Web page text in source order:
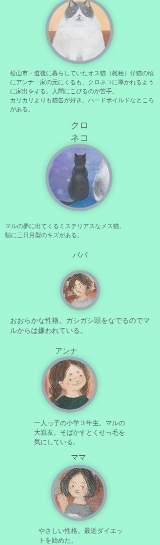
松山市・道後に暮らしていたオス猫（雑種）仔猫の頃
にアンナ一家の元にくるも、クロネコに導かれるよう
に家出をする。人間にこびるのが苦手。
カリカリよりも猫缶が好き。ハードボイルドなところ
がある。
クロ
ネコ
マルの夢に出てくるミステリアスなメス猫。
額に三日月型のキズがある。
パパ
おおらかな性格。ガシガシ頭をなでるのでマ
ルからは嫌われている。
アンナ
一人っ子の小学３年生。マルの
大親友。そばかすとくせっ毛を
気にしている。
ママ
やさしい性格。最近ダイエッ
トを始めた。